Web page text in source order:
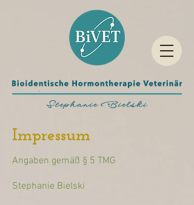
Impressum
Angaben gemäß § 5 TMG
Stephanie Bielski